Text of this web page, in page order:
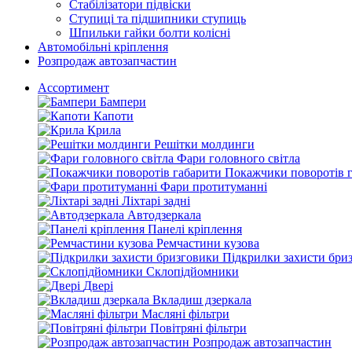
Стабілізатори підвіски
Ступиці та підшипники ступиць
Шпильки гайки болти колісні
Автомобільні кріплення
Розпродаж автозапчастин
Ассортимент
Бампери
Капоти
Крила
Решітки молдинги
Фари головного світла
Покажчики поворотів
Фари протитуманні
Ліхтарі задні
Автодзеркала
Панелі кріплення
Ремчастини кузова
Підкрилки захисти
Склопідйомники
Двері
Вкладиш дзеркала
Масляні фільтри
Повітряні фільтри
Розпродаж автозапчастин